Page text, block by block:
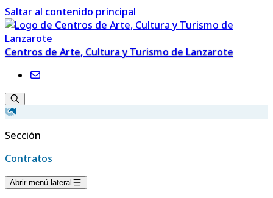
Saltar al contenido principal
Centros de Arte, Cultura y Turismo de Lanzarote
Sección
Contratos
Abrir menú lateral